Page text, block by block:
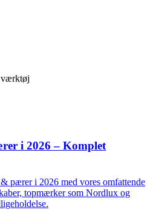
i 2026 – Komplet
pærer i 2026 med vores omfattende
topmærker som Nordlux og